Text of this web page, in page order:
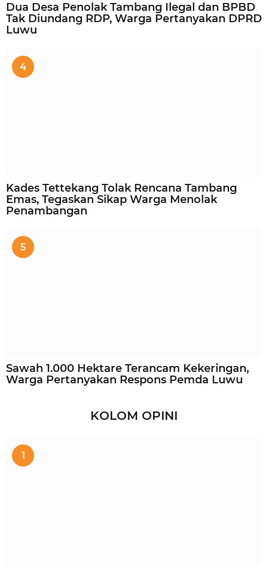
Dua Desa Penolak Tambang Ilegal dan BPBD
Tak Diundang RDP, Warga Pertanyakan DPRD
Luwu
4
Kades Tettekang Tolak Rencana Tambang
Emas, Tegaskan Sikap Warga Menolak
Penambangan
5
Sawah 1.000 Hektare Terancam Kekeringan,
Warga Pertanyakan Respons Pemda Luwu
KOLOM OPINI
1